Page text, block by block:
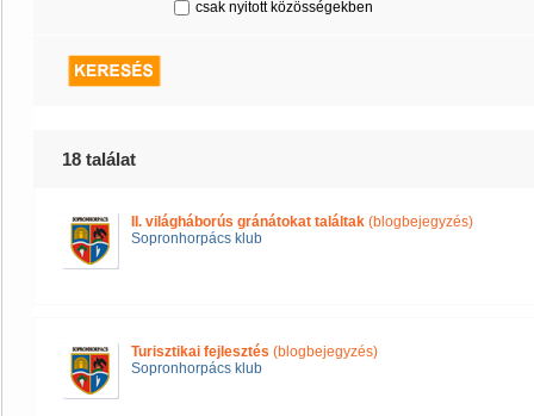
csak nyitott közösségekben
18 találat
II. világháborús gránátokat találtak (blogbejegyzés)
Sopronhorpács klub
Turisztikai fejlesztés (blogbejegyzés)
Sopronhorpács klub